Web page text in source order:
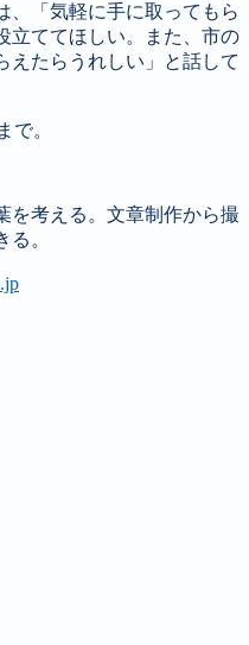
「気軽に手に取ってもら
立ててほしい。また、市の
えたらうれしい」と話して
で。
を考える。文章制作から撮
。